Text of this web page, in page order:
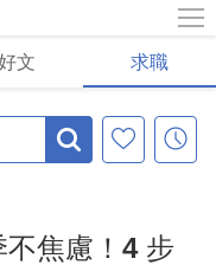
文 求職
不焦慮！4 步